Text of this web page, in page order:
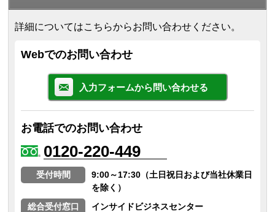
詳細についてはこちらからお問い合わせください。
Webでのお問い合わせ
入力フォームから問い合わせる
お電話でのお問い合わせ
0120-220-449
受付時間
9:00～17:30（土日祝日および当社休業日
を除く）
総合受付窓口
インサイドビジネスセンター